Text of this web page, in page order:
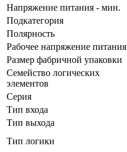
Напряжение питания - мин.
Подкатегория
Полярность
Рабочее напряжение питания
Размер фабричной упаковки
Семейство логических
элементов
Серия
Тип входа
Тип выхода
Тип логики